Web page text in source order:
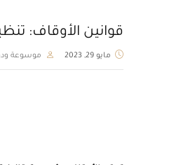
قوانين الأوقاف:
مايو 29, 2023 موسوعة ودق